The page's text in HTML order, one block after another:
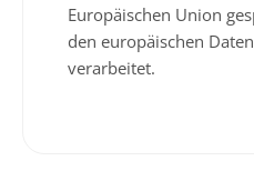
Europäischen Union
den europäischen
verarbeitet.